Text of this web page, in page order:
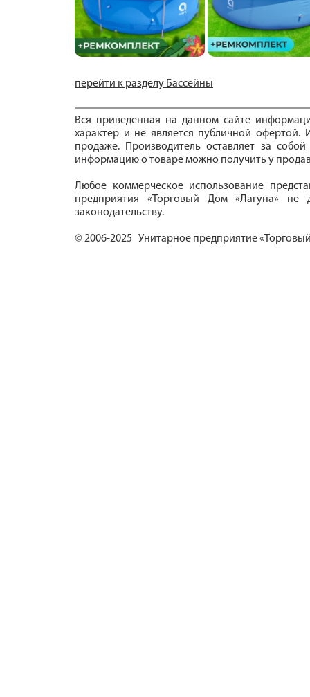
перейти к разделу Бассейны
Вся приведенная на данном сайте
характер и не является публичной офертой.
продаже. Производитель оставляет за
информацию о товаре можно получить у
Любое коммерческое использование
предприятия «Торговый Дом «Лагуна» не
законодательству.
© 2006-2025 Унитарное предприятие